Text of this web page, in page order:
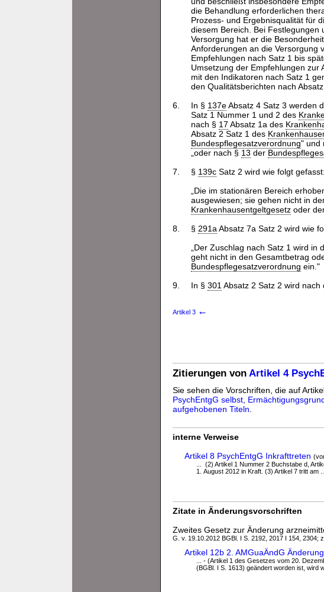
die Behandlung erforderlichen
Prozess- und Ergebnisqualität für
diesem Bereich. Bei
Versorgung hat er die
Anforderungen an die Versorgung
Empfehlungen nach Satz 1 bis
Umsetzung der Empfehlungen zur
mit den Indikatoren nach Satz 1
den Qualitätsberichten nach
6.
In § 137eAbsatz 4 Satz 3 werden
Satz 1 Nummer 1 und 2 des
nach § 17 Absatz 1a des
Absatz 2 Satz 1 des
Bundespflegesatzverordnung" und
„oder nach § 13 der
7.
§ 139cSatz 2 wird wie folgt gefasst:
„Die im stationären Bereich
ausgewiesen; sie gehen nicht in
Krankenhausentgeltgesetzoder
8.
§ 291a Absatz 7a Satz 2 wird wie
„Der Zuschlag nach Satz 1 wird
geht nicht in den Gesamtbetrag
Bundespflegesatzverordnung ein."
9.
In § 301 Absatz 2 Satz 2 wird nach
Artikel 3 ←
Zitierungen von Artikel 4
Sie sehen die Vorschriften, die auf
PsychEntgG selbst
aufgehobenen Titeln
interne Verweise
Artikel 8 PsychEntgG Inkrafttreten
... (2) Artikel 1 Nummer 2 Buchstabe d,
1. August 2012 in Kraft. (3) Artikel 7 tritt am ...
Zitate in Änderungsvorschriften
Zweites Gesetz zur Änderung
G. v. 19.10.2012 BGBl. I S. 2192, 2017 I 154, 2304;
Artikel 12b 2. AMGuaÄndG
... - (Artikel 1 des Gesetzes vom 20.
(BGBl. I S. 1613) geändert worden ist, wird